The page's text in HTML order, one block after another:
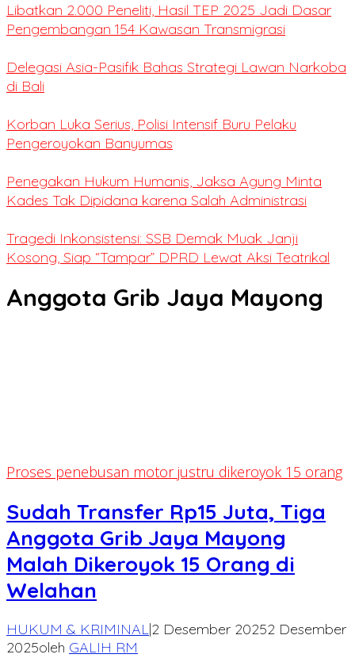
Libatkan 2.000 Peneliti, Hasil TEP 2025 Jadi Dasar
Pengembangan 154 Kawasan Transmigrasi
Delegasi Asia-Pasifik Bahas Strategi Lawan Narkoba
di Bali
Korban Luka Serius, Polisi Intensif Buru Pelaku
Pengeroyokan Banyumas
Penegakan Hukum Humanis, Jaksa Agung Minta
Kades Tak Dipidana karena Salah Administrasi
Tragedi Inkonsistensi: SSB Demak Muak Janji
Kosong, Siap “Tampar” DPRD Lewat Aksi Teatrikal
Anggota Grib Jaya Mayong
Proses penebusan motor justru dikeroyok 15 orang
Sudah Transfer Rp15 Juta, Tiga
Anggota Grib Jaya Mayong
Malah Dikeroyok 15 Orang di
Welahan
HUKUM & KRIMINAL|2 Desember 20252 Desember
2025oleh GALIH RM